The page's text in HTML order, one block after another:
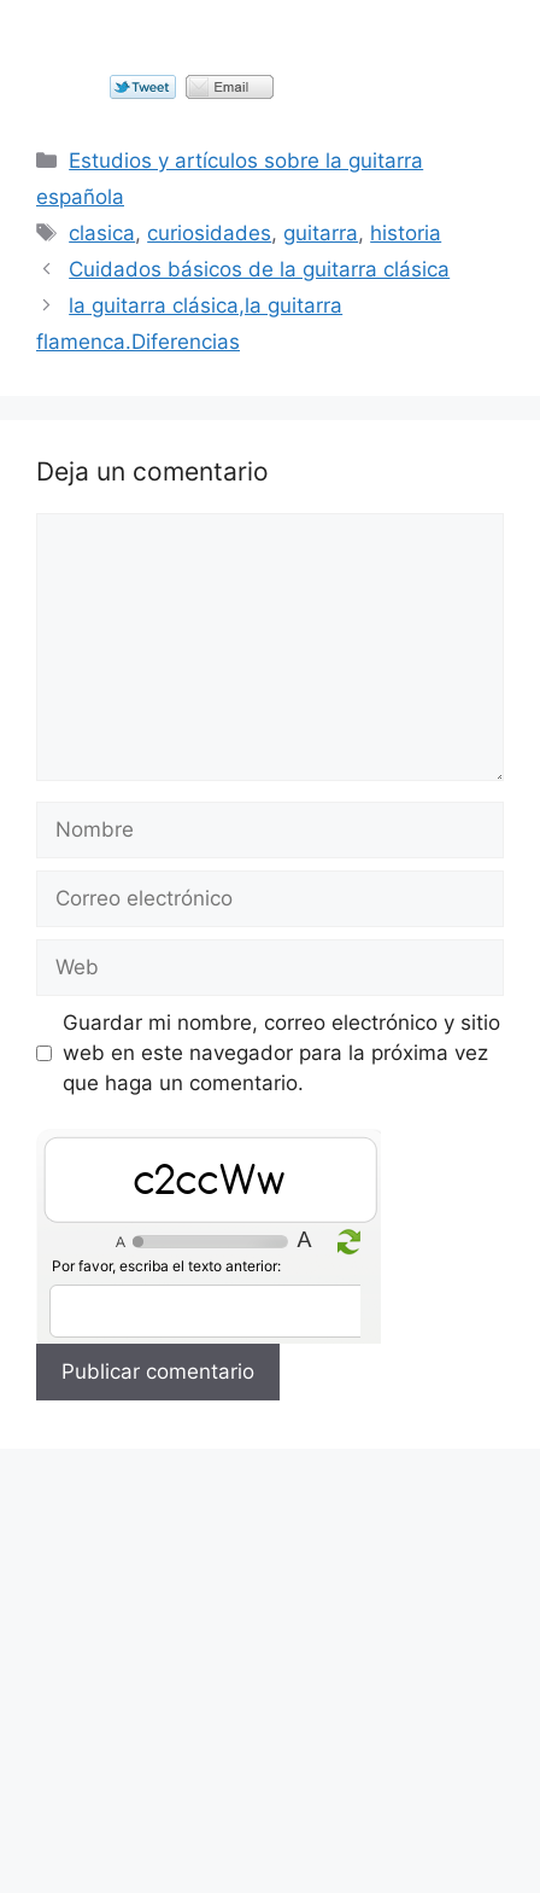
Categorías
Estudios y artículos sobre la guitarra
española
Etiquetas
clasica, curiosidades, guitarra, historia
Cuidados básicos de la guitarra clásica
la guitarra clásica,la guitarra
flamenca.Diferencias
Deja un comentario
electrónico
Guardar mi nombre, correo electrónico y sitio
web en este navegador para la próxima vez
que haga un comentario.
9B99W8
Por favor, escriba el texto anterior: